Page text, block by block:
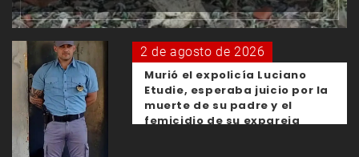
2 de agosto de 2026
Murió el expolicía Luciano
Etudie, esperaba juicio por la
muerte de su padre y el
femicidio de su expareja